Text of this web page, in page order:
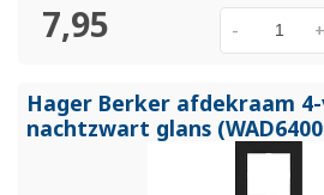
7,95 +
-
Hager Berker afdekraam 4-
nachtzwart glans